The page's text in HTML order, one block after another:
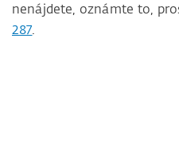
nenájdete, oznámte to,
287.